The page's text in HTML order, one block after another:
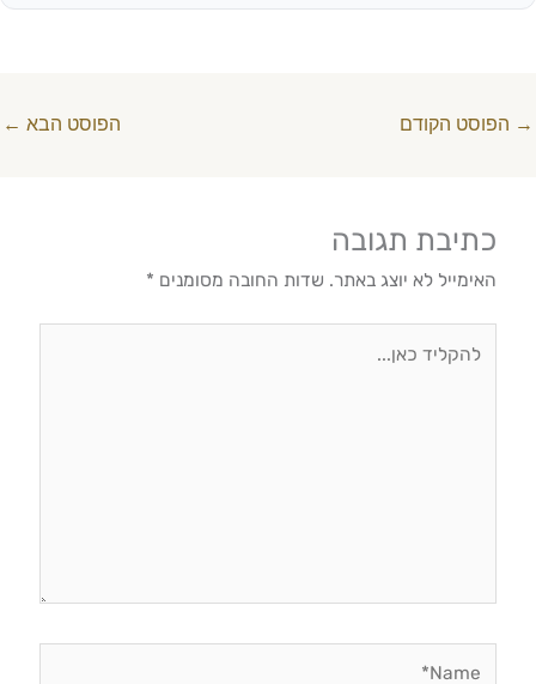
→ הפוסט הקודם הפוסט הבא ←
כתיבת תגובה
האימייל לא יוצג באתר. שדות החובה מסומנים *